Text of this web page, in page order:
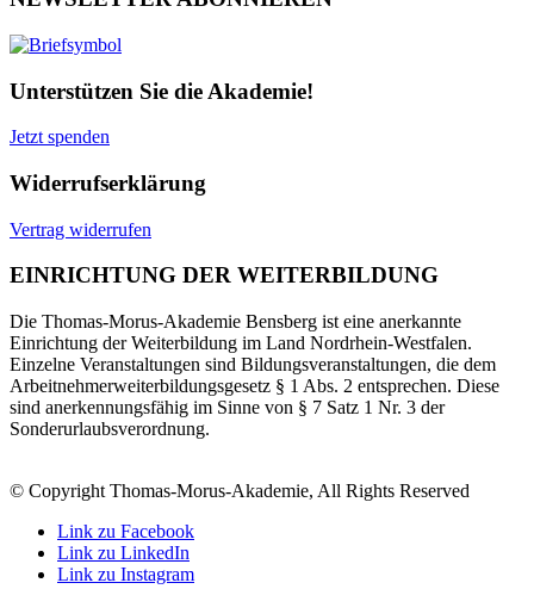
Unterstützen Sie die Akademie!
Jetzt spenden
Widerrufserklärung
Vertrag widerrufen
EINRICHTUNG DER WEITERBILDUNG
Die Thomas-Morus-Akademie Bensberg ist eine anerkannte
Einrichtung der Weiterbildung im Land Nordrhein-Westfalen.
Einzelne Veranstaltungen sind Bildungsveranstaltungen, die dem
Arbeitnehmerweiterbildungsgesetz § 1 Abs. 2 entsprechen. Diese
sind anerkennungsfähig im Sinne von § 7 Satz 1 Nr. 3 der
Sonderurlaubsverordnung.
© Copyright Thomas-Morus-Akademie, All Rights Reserved
Link zu Facebook
Link zu LinkedIn
Link zu Instagram